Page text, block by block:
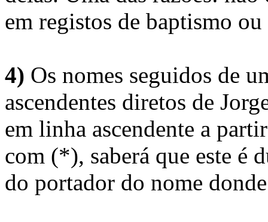
em registos de baptismo
4) Os nomes seguidos de
ascendentes diretos de
em linha ascendente a
com (*), saberá que este é
do portador do nome